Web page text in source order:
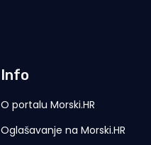
Info
O portalu Morski.HR
Oglašavanje na Morski.HR